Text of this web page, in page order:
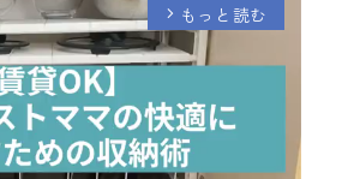
arrow_forward_ios もっと読む